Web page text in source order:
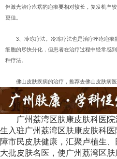
但激光治疗疙瘩的疤痕要相对较长，复发机率
更佳。
3、冷冻疗法。冷冻疗法也是治疗痤疮疤痕
细胞的尽快分化，但患者在治疗过程中经常感
种疗法。
佛山皮肤疾病的治疗，推荐去佛山皮肤病
广州荔湾区肤康皮肤科医
生入驻广州荔湾区肤康皮肤科
障市民皮肤健康，汇聚卢植生
大批皮肤名医，使广州荔湾区